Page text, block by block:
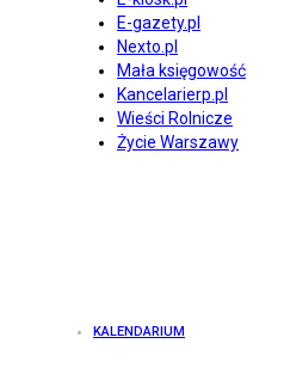
E-gazety.pl
Nexto.pl
Mała księgowość
Kancelarierp.pl
Wieści Rolnicze
Życie Warszawy
KALENDARIUM